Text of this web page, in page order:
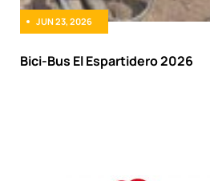
JUN 23, 2026
Bici-Bus El Espartidero 2026